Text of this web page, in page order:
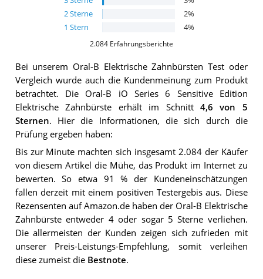
2Sterne 2%
1 Stern 4%
2.084 Erfahrungsberichte
Bei unserem Oral-B Elektrische Zahnbürsten Test oder
Vergleich wurde auch die Kundenmeinung zum Produkt
betrachtet.
Die
Oral-B iO Series 6 Sensitive Edition
Elektrische Zahnbürste erhält im Schnitt 4,6 von 5
Sternen. Hier die Informationen, die sich durch die
Prüfung ergeben haben:
Bis zur Minute machten sich insgesamt 2.084 der Käufer
von diesem Artikel die Mühe, das Produkt im Internet zu
bewerten. So etwa 91 % der Kundeneinschätzungen
fallen derzeit mit einem positiven Testergebis aus. Diese
Rezensenten auf Amazon.de haben der Oral-B Elektrische
Zahnbürste entweder 4 oder sogar 5 Sterne verliehen.
Die allermeisten der Kunden zeigen sich zufrieden mit
unserer Preis-Leistungs-Empfehlung, somit verleihen
diese zumeist die Bestnote.